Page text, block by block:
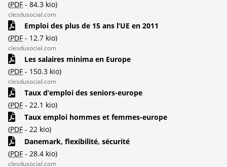
(PDF - 84.3 kio)
clesdusocial.com
Emploi des plus de 15 ans l’UE en 2011
(PDF - 12.7 kio)
clesdusocial.com
Les salaires minima en Europe
(PDF - 150.3 kio)
clesdusocial.com
Taux d’emploi des seniors-europe
(PDF - 22.1 kio)
Taux emploi hommes et femmes-europe
(PDF - 22 kio)
Danemark, flexibilité, sécurité
(PDF - 28.4 kio)
clesdusocial.com